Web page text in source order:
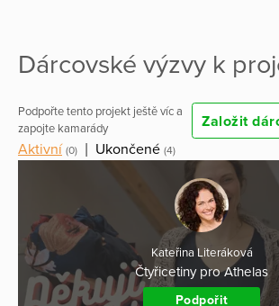
Dárcovské výzvy k
Podpořte tento projekt ještě víc a
zapojte kamarády
Založit
Aktivní (0) Ukončené (4)
Kateřina Literáková
Čtyřicetiny pro Athelas
Podpořit